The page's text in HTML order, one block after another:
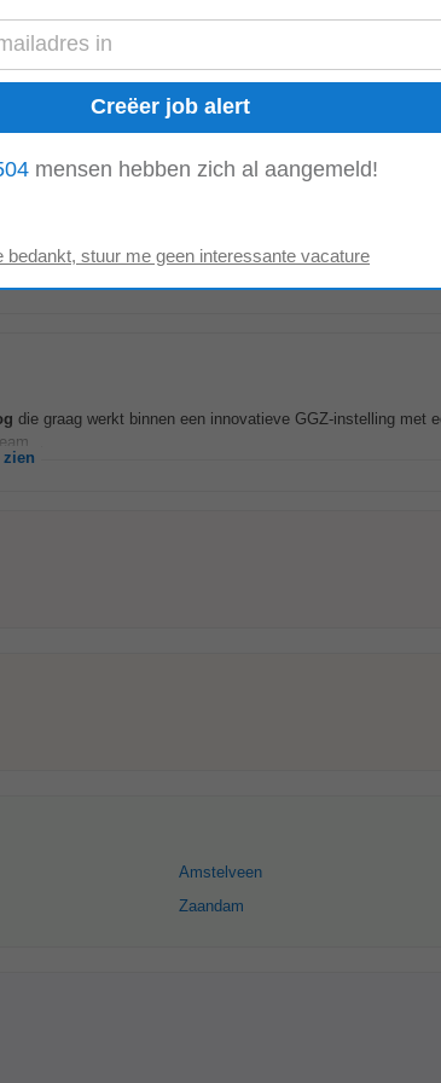
team van professionals met uiteenlopende achtergronden,
sfeer is open...
die graag werkt binnen een innovatieve GGZ-instelling met
zien
Amstelveen
Zaandam
mensen hebben zich al aangemeld!